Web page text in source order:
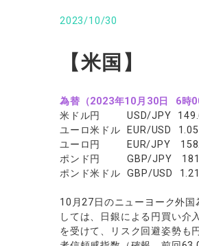
2023/10/30
【米国】
為替（2023年10月30日 6時
米ドル円 USD/JPY
ユーロ米ドル EUR/USD
ユーロ円 EUR/JPY
ポンド円 GBP/JPY
ポンド米ドル GBP/USD
10月27日のニューヨーク外
しては、日銀による円買い介
を受けて、リスク回避姿勢も